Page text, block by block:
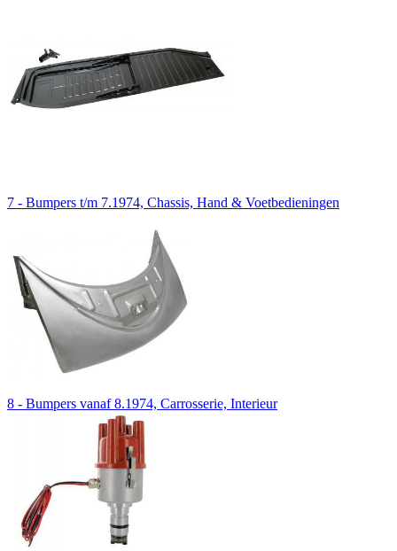
7 - Bumpers t/m 7.1974, Chassis, Hand & Voetbedieningen
8 - Bumpers vanaf 8.1974, Carrosserie, Interieur